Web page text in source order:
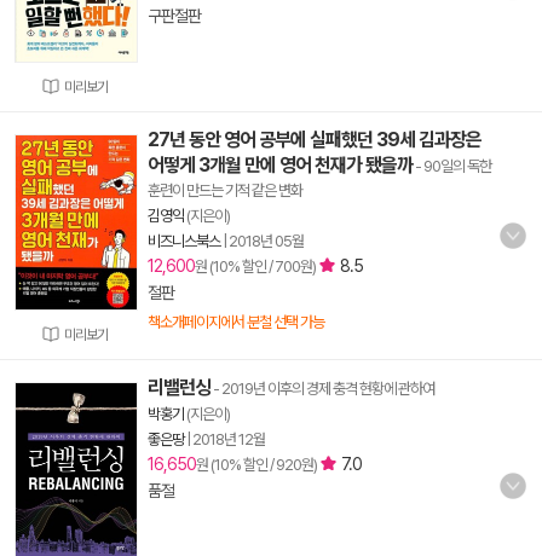
미리보기
구판절판
미리보기
27년 동안 영어 공부에 실패했던 39세 김과장은
어떻게 3개월 만에 영어 천재가 됐을까- 90일의 독한
훈련이 만드는 기적 같은 변화
김영익 (지은이)
비즈니스북스| 2018년 05월
12,600원 (10% 할인 / 700원)
8.5
절판
책소개페이지에서 분철 선택 가능
리밸런싱 - 2019년 이후의 경제 충격 현황에 관하여
박홍기 (지은이)
좋은땅| 2018년 12월
16,650원 (10% 할인 / 920원)
7.0
품절